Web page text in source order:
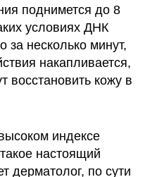
поднимется до 8
условиях ДНК
за несколько минут,
накапливается,
восстановить кожу в
индексе
настоящий
дерматолог, по сути